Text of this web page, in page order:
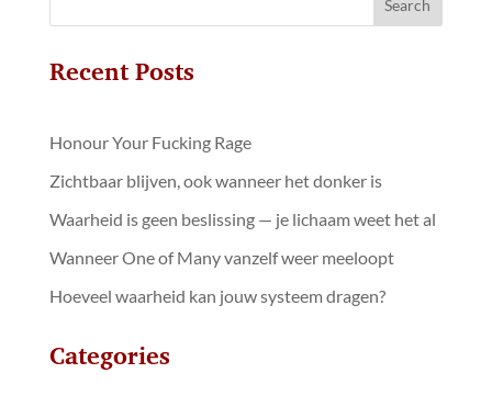
Search
Recent Posts
Honour Your Fucking Rage
Zichtbaar blijven, ook wanneer het donker is
Waarheid is geen beslissing — je lichaam weet het al
Wanneer One of Many vanzelf weer meeloopt
Hoeveel waarheid kan jouw systeem dragen?
Categories